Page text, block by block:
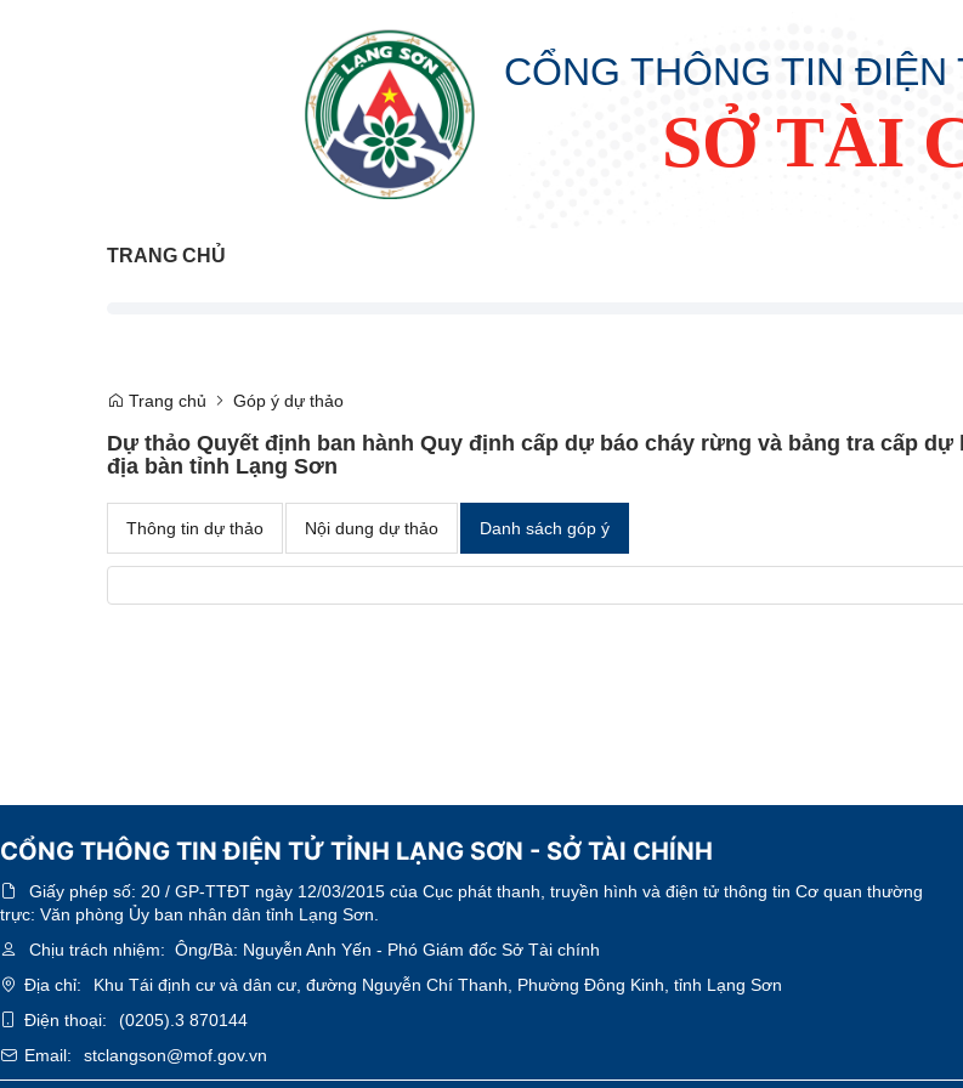
CỔNG THÔNG TIN
SỞ TÀI
TRANG CHỦ
Trang chủ Góp ý dự thảo
Dự thảo Quyết định ban hành Quy định cấp dự báo cháy rừng và bảng tra cấp dự
địa bàn tỉnh Lạng Sơn
Thông tin dự thảo Nội dung dự thảo Danh sách góp ý
CỔNG THÔNG TIN ĐIỆN TỬ TỈNH LẠNG SƠN - SỞ TÀI CHÍNH
Giấy phép số: 20 / GP-TTĐT ngày 12/03/2015 của Cục phát thanh, truyền hình và điện tử thông tin Cơ quan thường
trực: Văn phòng Ủy ban nhân dân tỉnh Lạng Sơn.
Chịu trách nhiệm: Ông/Bà: Nguyễn Anh Yến - Phó Giám đốc Sở Tài chính
Địa chỉ:
Khu Tái định cư và dân cư, đường Nguyễn Chí Thanh, Phường Đông Kinh, tỉnh Lạng Sơn
Điện thoại:
(0205).3 870144
Email:
stclangson@mof.gov.vn